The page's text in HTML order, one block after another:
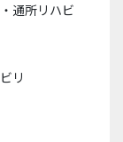
通所リハビ
リ